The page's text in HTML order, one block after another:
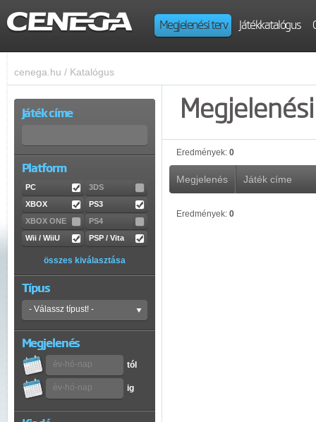
Megjelenési terv Játékkatalógus
cenega.hu / Katalógus
Játék címe
Platform
PC
3DS
XBOX
PS3
XBOX ONE
PS4
Wii / WiiU
PSP / Vita
összes kiválasztása
Típus
Megjelenés
tól
ig
Eredmények: 0
Megjelenés Játék címe
Eredmények: 0